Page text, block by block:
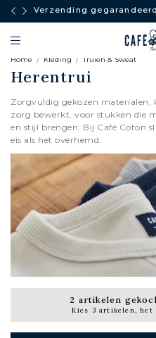
Verzending
Home Kleding Truien & Sweat
Herentrui
Zorgvuldig gekozen
zorg bewerkt, voor stukken die
en stijl brengen. Bij Café Coton
eis als het overhemd.
CARDIGANS
2 artikelen
Kies 3 artikelen, het